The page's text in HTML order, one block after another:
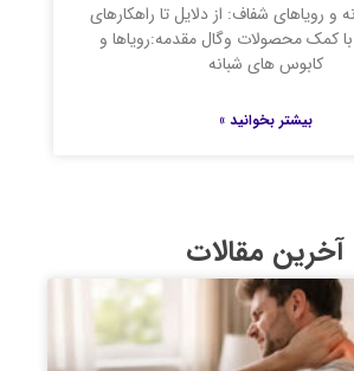
و رویاهای شفاف: از دلایل تا راهکارهای
کمک محصولات وگال مقدمه:رویاها و
کابوس های شبانه
بیشتر بخوانید »
آخرین مقالات